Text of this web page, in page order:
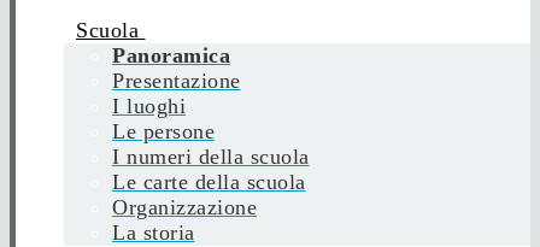
Scuola
Panoramica
Presentazione
I luoghi
Le persone
I numeri della scuola
Le carte della scuola
Organizzazione
La storia